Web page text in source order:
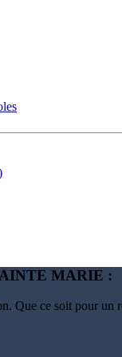
MARIE :
Que ce soit pour